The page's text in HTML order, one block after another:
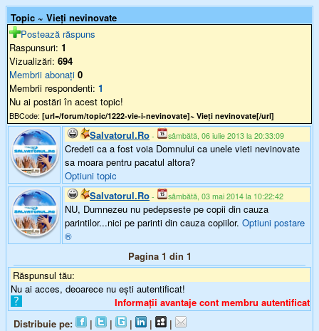
Topic ~ Vieți nevinovate
Postează răspuns
Raspunsuri: 1
Vizualizări: 694
Membrii abonați 0
Membrii respondenti: 1
Nu ai postări în acest topic!
BBCode: [url=/forum/topic/1222-vie-i-nevinovate]~ Vieți nevinovate[/url]
Salvatorul.Ro - sâmbătă, 06 iulie 2013 la 20:33:09
Credeti ca a fost voia Domnului ca unele vieti nevinovate
sa moara pentru pacatul altora?
Optiuni topic
Salvatorul.Ro - sâmbătă, 03 mai 2014 la 10:22:42
NU, Dumnezeu nu pedepseste pe copii din cauza
parintilor...nici pe parinti din cauza copiilor. Optiuni postare
®
Pagina 1 din 1
Răspunsul tău:
Nu ai acces, deoarece nu ești autentificat!
Informații avantaje cont membru autentificat
Distribuie pe:
| | | |
|